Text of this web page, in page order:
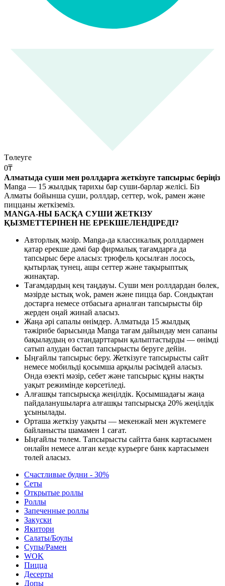
Төлеуге
0₸
Алматыда суши мен роллдарға жеткізуге тапсырыс беріңіз
Manga — 15 жылдық тарихы бар суши-барлар желісі. Біз
Алматы бойынша суши, роллдар, сеттер, wok, рамен және
пиццаны жеткіземіз.
MANGA-НЫ БАСҚА СУШИ ЖЕТКІЗУ
ҚЫЗМЕТТЕРІНЕН НЕ ЕРЕКШЕЛЕНДІРЕДІ?
Авторлық мәзір. Manga-да классикалық роллдармен
қатар ерекше дәмі бар фирмалық тағамдарға да
тапсырыс бере аласыз: трюфель қосылған лосось,
қытырлақ тунец, ащы сеттер және тақырыптық
жинақтар.
Тағамдардың кең таңдауы. Суши мен роллдардан бөлек,
мәзірде ыстық wok, рамен және пицца бар. Сондықтан
достарға немесе отбасыға арналған тапсырысты бір
жерден оңай жинай аласыз.
Жаңа әрі сапалы өнімдер. Алматыда 15 жылдық
тәжірибе барысында Manga тағам дайындау мен сапаны
бақылаудың өз стандарттарын қалыптастырды — өнімді
сатып алудан бастап тапсырысты беруге дейін.
Ыңғайлы тапсырыс беру. Жеткізуге тапсырысты сайт
немесе мобильді қосымша арқылы рәсімдей аласыз.
Онда өзекті мәзір, себет және тапсырыс құны нақты
уақыт режимінде көрсетіледі.
Алғашқы тапсырысқа жеңілдік. Қосымшадағы жаңа
пайдаланушыларға алғашқы тапсырысқа 20% жеңілдік
ұсынылады.
Орташа жеткізу уақыты — мекенжай мен жүктемеге
байланысты шамамен 1 сағат.
Ыңғайлы төлем. Тапсырысты сайтта банк картасымен
онлайн немесе алған кезде курьерге банк картасымен
төлей аласыз.
Счастливые будни - 30%
Сеты
Открытые роллы
Роллы
Запеченные роллы
Закуски
Якитори
Салаты/Боулы
Супы/Рамен
WOK
Пицца
Десерты
Допы